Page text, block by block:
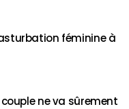
féminine à
ne va sûrement